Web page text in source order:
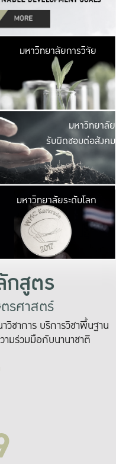
มหาวิ
มีพื้นที่เขียวสดใส
เป็นป่าในเมือง เกษต
มหาวิทยาลัยการวิจัย
มหาวิ
ค
เปิดประ
และพบเรื่องราวใ
มหาวิทยาลัย
รับผิดชอบต่อสังคม
มหาวิ
เปลี่ยนแปลง แล
เพื่อทำง
ระบบสารสนเทศ
มหาวิทยาลัยระดับโลก
สูตร
รศาสตร์
าการ บริการวิชาพื้นฐาน
ามร่วมมือกับนานาชาติ